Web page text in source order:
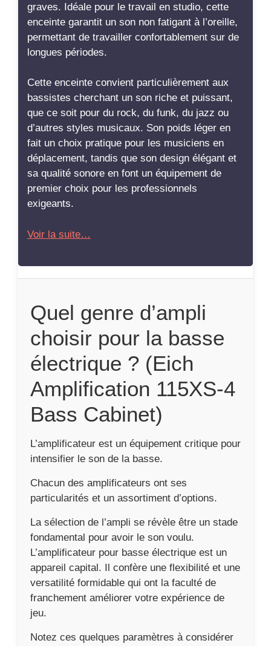
graves. Idéale pour le travail en studio, cette
enceinte garantit un son non fatigant à l’oreille,
permettant de travailler confortablement sur de
longues périodes.
Cette enceinte convient particulièrement aux
bassistes cherchant un son riche et puissant,
que ce soit pour du rock, du funk, du jazz ou
d’autres styles musicaux. Son poids léger en
fait un choix pratique pour les musiciens en
déplacement, tandis que son design élégant et
sa qualité sonore en font un équipement de
premier choix pour les professionnels
exigeants.
Voir la suite…
Quel genre d’ampli
choisir pour la basse
électrique ? (Eich
Amplification 115XS-4
Bass Cabinet)
L’amplificateur est un équipement critique pour
intensifier le son de la basse.
Chacun des amplificateurs ont ses
particularités et un assortiment d’options.
La sélection de l’ampli se révèle être un stade
fondamental pour avoir le son voulu.
L’amplificateur pour basse électrique est un
appareil capital. Il confère une flexibilité et une
versatilité formidable qui ont la faculté de
franchement améliorer votre expérience de
jeu.
Notez ces quelques paramètres à considérer